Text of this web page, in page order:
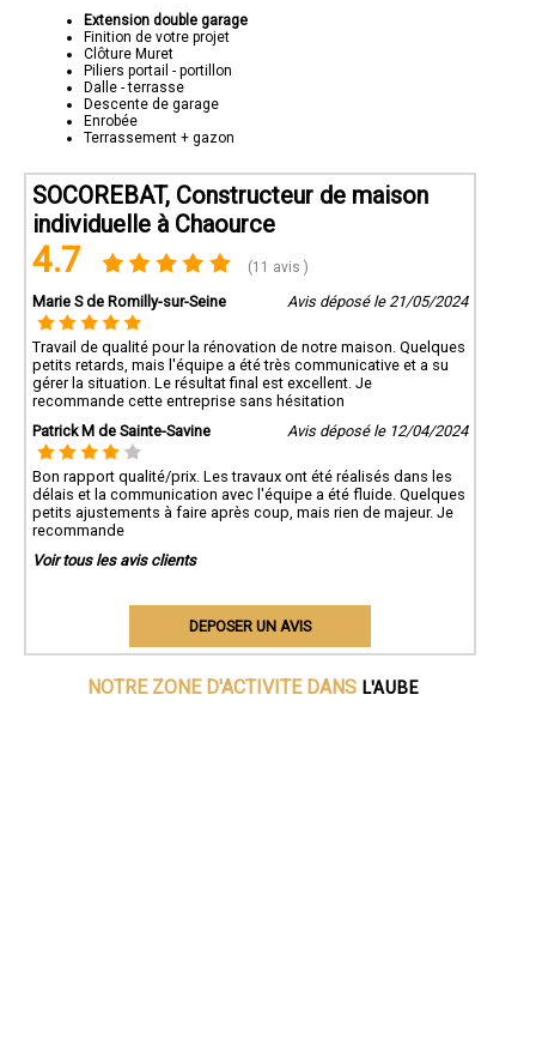
Extension double garage
Finition de votre projet
Clôture Muret
Piliers portail - portillon
Dalle - terrasse
Descente de garage
Enrobée
Terrassement + gazon
SOCOREBAT, Constructeur de maison
individuelle à Chaource
4.7 (11 avis )
Marie S de Romilly-sur-Seine Avis déposé le 21/05/2024
Travail de qualité pour la rénovation de notre maison. Quelques
petits retards, mais l'équipe a été très communicative et a su
gérer la situation. Le résultat final est excellent. Je
recommande cette entreprise sans hésitation
Patrick M de Sainte-Savine
Avis déposé le 12/04/2024
Bon rapport qualité/prix. Les travaux ont été réalisés dans les
délais et la communication avec l'équipe a été fluide. Quelques
petits ajustements à faire après coup, mais rien de majeur. Je
recommande
Voir tous les avis clients
DEPOSER UN AVIS
NOTRE ZONE D'ACTIVITE DANS L'AUBE